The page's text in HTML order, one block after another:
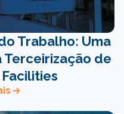
Trabalho: Uma
Terceirização de